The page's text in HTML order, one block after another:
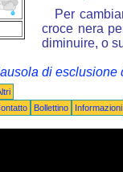
Per
croce nera
diminuire, o
di esclusione
Bollettino Informazioni